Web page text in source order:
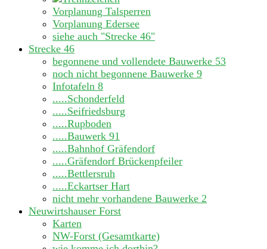
Vorplanung Talsperren
Vorplanung Edersee
siehe auch "Strecke 46"
Strecke 46
begonnene und vollendete Bauwerke 53
noch nicht begonnene Bauwerke 9
Infotafeln 8
.....Schonderfeld
.....Seifriedsburg
.....Rupboden
.....Bauwerk 91
.....Bahnhof Gräfendorf
.....Gräfendorf Brückenpfeiler
.....Bettlersruh
.....Eckartser Hart
nicht mehr vorhandene Bauwerke 2
Neuwirtshauser Forst
Karten
NW-Forst (Gesamtkarte)